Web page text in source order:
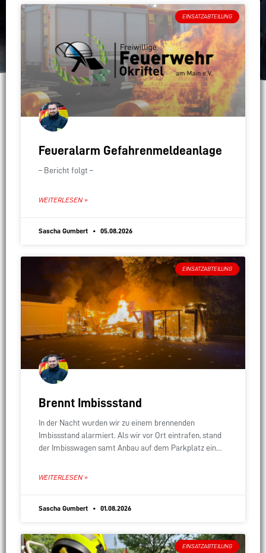
EINSATZABTEILUNG
Feueralarm Gefahrenmeldeanlage
– Bericht folgt –
WEITERLESEN »
Sascha Gumbert 05.08.2026
EINSATZABTEILUNG
Brennt Imbissstand
In der Nacht wurden wir zu einem brennenden
Imbissstand alarmiert. Als wir vor Ort eintrafen, stand
der Imbisswagen samt Anbau auf dem Parkplatz eines
WEITERLESEN »
Sascha Gumbert 01.08.2026
EINSATZABTEILUNG